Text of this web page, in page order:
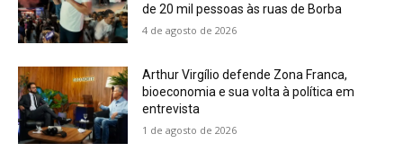
de 20 mil pessoas às ruas de Borba
4 de agosto de 2026
Arthur Virgílio defende Zona Franca,
bioeconomia e sua volta à política em
entrevista
1 de agosto de 2026